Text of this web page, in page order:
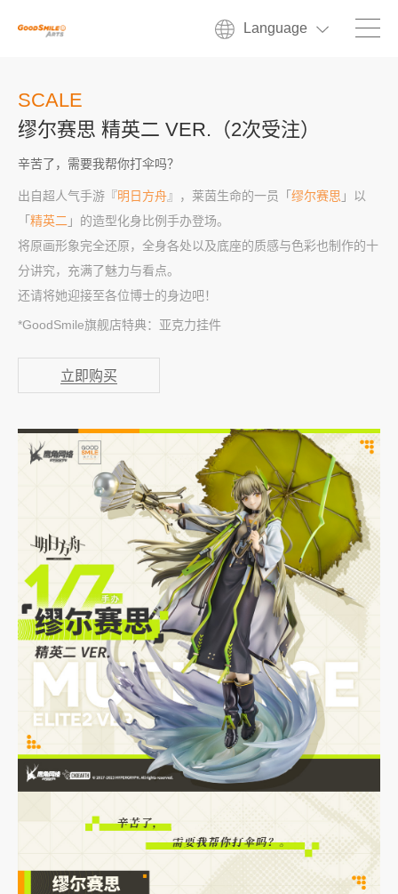
Language
SCALE
缪尔赛思 精英二 VER.（2次受注）
辛苦了，需要我帮你打伞吗？
出自超人气手游『明日方舟』，莱茵生命的一员「 缪尔赛思 」以
「 精英二 」的造型化身比例手办登场。
将原画形象完全还原，全身各处以及底座的质感与色彩也制作的十
分讲究，充满了魅力与看点。
还请将她迎接至各位博士的身边吧！
*GoodSmile旗舰店特典：亚克力挂件
立即购买